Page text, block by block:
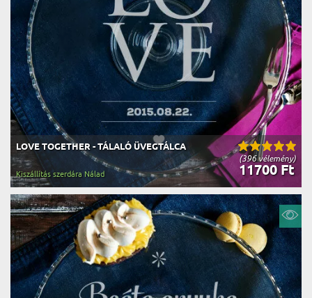
(396 vélemény)
LOVE TOGETHER - TÁLALÓ ÜVEGTÁLCA
11700 Ft
Kiszállítás szerdára Nálad